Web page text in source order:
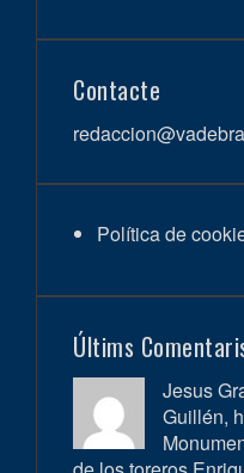
Contacte
Política de
Últims
Jesus
Guillén,